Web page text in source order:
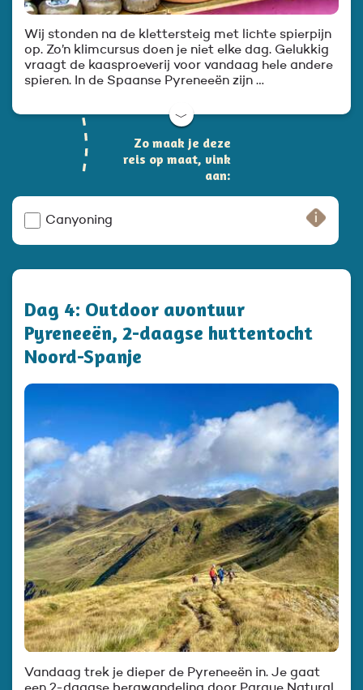
Wij stonden na de klettersteig met lichte spierpijn
op. Zo’n klimcursus doen je niet elke dag. Gelukkig
vraagt de kaasproeverij voor vandaag hele andere
spieren. In de Spaanse Pyreneeën zijn …
﹀
Zo maak je deze
reis op maat, vink
aan:
Canyoning
Dag 4: Outdoor avontuur
Pyreneeën, 2-daagse huttentocht
Noord-Spanje
Vandaag trek je dieper de Pyreneeën in. Je gaat